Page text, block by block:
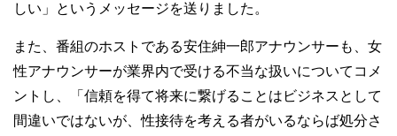
しい」というメッセージを送りました。
また、番組のホストである安住紳一郎アナウンサーも、女
性アナウンサーが業界内で受ける不当な扱いについてコメ
ントし、「信頼を得て将来に繋げることはビジネスとして
間違いではないが、性接待を考える者がいるならば処分さ